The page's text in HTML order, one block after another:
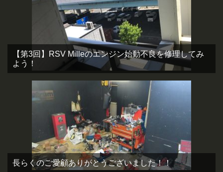
【第3回】RSV Milleのエンジン始動不良を修理してみ
よう！
長らくのご愛顧ありがとうございました！！